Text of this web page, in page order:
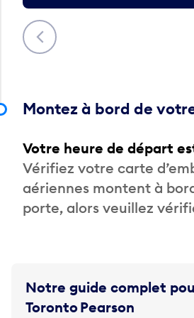
Précédent
Montez à bord de
Votre heure de départ
Vérifiez votre carte
aériennes montent à
porte, alors veuillez
Notre guide complet
Toronto Pearson